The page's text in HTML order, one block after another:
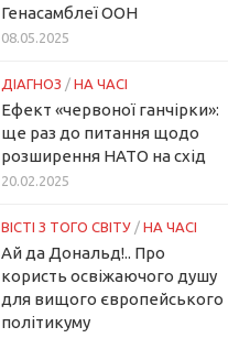
Генасамблеї ООН
08.05.2025
ДІАГНОЗ / НА ЧАСІ
Ефект «червоної ганчірки»:
ще раз до питання щодо
розширення НАТО на схід
20.02.2025
ВІСТІ З ТОГО СВІТУ / НА ЧАСІ
Ай да Дональд!.. Про
користь освіжаючого душу
для вищого європейського
політикуму